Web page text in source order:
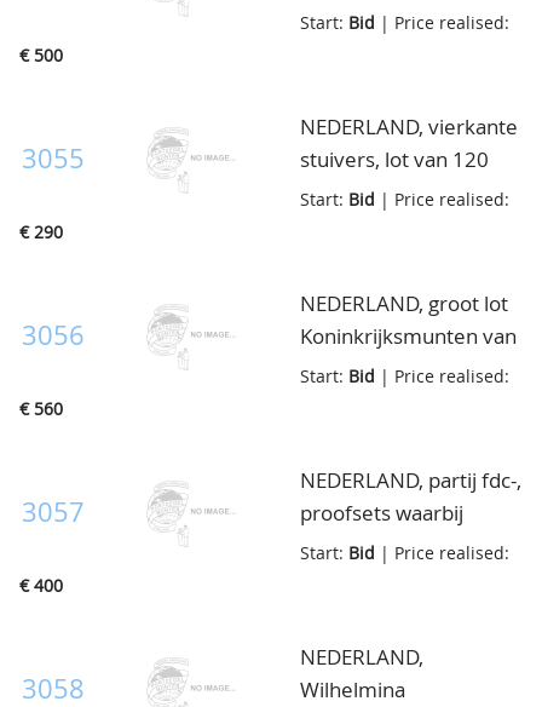
vanaf Willem III en
Start: Bid | Price realised:
€ 500
3055
NEDERLAND, vierkante
stuivers, lot van 120
stuks, in klein doosje
Start: Bid | Price realised:
€ 290
3056
NEDERLAND, groot lot
Koninkrijksmunten van
½ cent t/m 2½ Gulden,
Start: Bid | Price realised:
€ 560
3057
NEDERLAND, partij fdc-,
proofsets waarbij
1996/2001 in
waarbij Campen I,
tevens dukaten en
Start: Bid | Price realised:
€ 400
3058
NEDERLAND,
Wilhelmina